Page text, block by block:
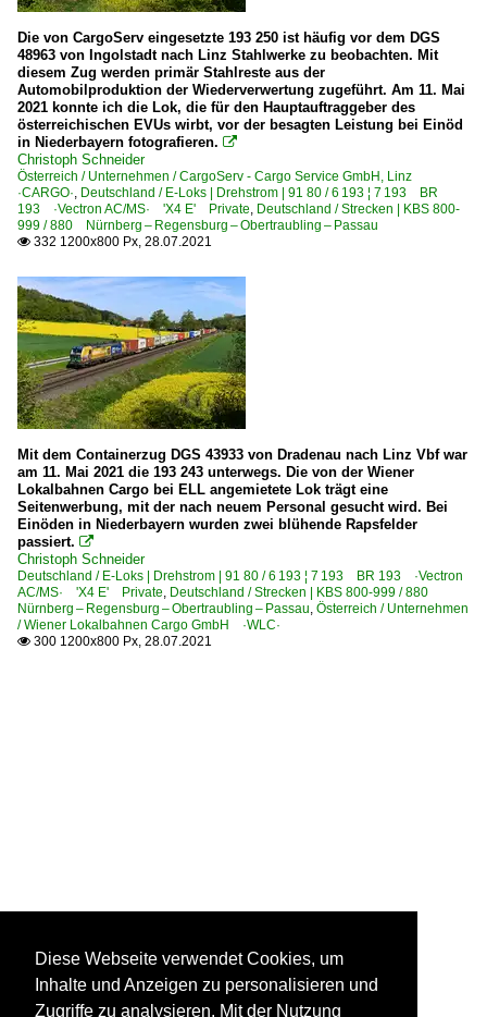
Die von CargoServ eingesetzte 193 250 ist häufig vor dem DGS
48963 von Ingolstadt nach Linz Stahlwerke zu beobachten. Mit
diesem Zug werden primär Stahlreste aus der
Automobilproduktion der Wiederverwertung zugeführt. Am 11. Mai
2021 konnte ich die Lok, die für den Hauptauftraggeber des
österreichischen EVUs wirbt, vor der besagten Leistung bei Einöd
in Niederbayern fotografieren. 
Christoph Schneider
Österreich / Unternehmen / CargoServ - Cargo Service GmbH, Linz
·CARGO·, Deutschland / E-Loks | Drehstrom | 91 80 / 6 193 ¦ 7 193 BR
193 ·Vectron AC/MS· 'X4 E' Private, Deutschland / Strecken | KBS 800-
999 / 880 Nürnberg – Regensburg – Obertraubling – Passau
 332 1200x800 Px, 28.07.2021
Mit dem Containerzug DGS 43933 von Dradenau nach Linz Vbf war
am 11. Mai 2021 die 193 243 unterwegs. Die von der Wiener
Lokalbahnen Cargo bei ELL angemietete Lok trägt eine
Seitenwerbung, mit der nach neuem Personal gesucht wird. Bei
Einöden in Niederbayern wurden zwei blühende Rapsfelder
passiert. 
Christoph Schneider
Deutschland / E-Loks | Drehstrom | 91 80 / 6 193 ¦ 7 193 BR 193 ·Vectron
AC/MS· 'X4 E' Private, Deutschland / Strecken | KBS 800-999 / 880
Nürnberg – Regensburg – Obertraubling – Passau, Österreich / Unternehmen
/ Wiener Lokalbahnen Cargo GmbH ·WLC·
 300 1200x800 Px, 28.07.2021
Diese Webseite verwendet Cookies, um
Inhalte und Anzeigen zu personalisieren und
Zugriffe zu analysieren. Mit der Nutzung